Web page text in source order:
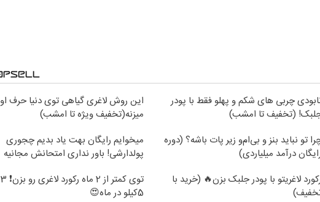
چربی های شکم و پهلو فقط با پودر
(تخفیف تا امشب)
این روش لاغری گیاهی توی دنیا حرف
میزنه(تخفیف ویژه تا امشب)
تو نباید بنز و بی‌ام‌و زیر پات باشه؟ (دوره
درآمد میلیاردی)
میخوایم رایگان بهت یاد بدیم چجوری
پولدارشی! باور نداری امتحانش مجانیه
لاغریتو با پودر جلبک بزن🔥 (خرید با
5کیلو در ماه😍